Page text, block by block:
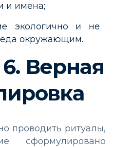
и имена;
экологично и не
окружающим.
Верная
проводить ритуалы,
сформулировано